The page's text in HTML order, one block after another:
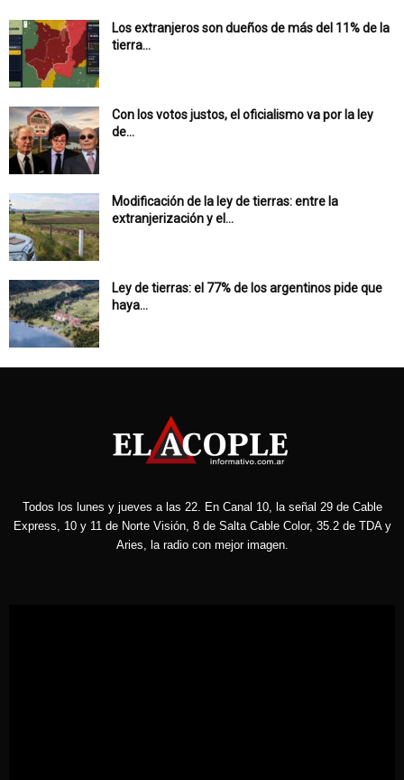
Los extranjeros son dueños de más del 11% de la
tierra...
Con los votos justos, el oficialismo va por la ley
de...
Modificación de la ley de tierras: entre la
extranjerización y el...
Ley de tierras: el 77% de los argentinos pide que
haya...
Todos los lunes y jueves a las 22. En Canal 10, la señal 29 de Cable
Express, 10 y 11 de Norte Visión, 8 de Salta Cable Color, 35.2 de TDA y
Aries, la radio con mejor imagen.